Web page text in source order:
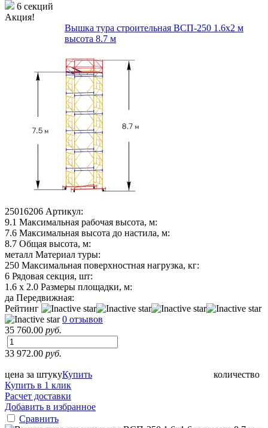
6 секций
Акция!
Вышка тура строительная ВСП-250 1.6х2 м
высота 8.7 м
25016206 Артикул:
9.1 Максимальная рабочая высота, м:
7.6 Максимальная высота до настила, м:
8.7 Общая высота, м:
металл Материал туры:
250 Максимальная поверхностная нагрузка, кг:
6 Рядовая секция, шт:
1.6 х 2.0 Размеры площадки, м:
да Передвижная:
Рейтинг
0 отзывов
35 760.00 руб.
33 972.00 руб.
цена за штуку количество
Купить
Купить в 1 клик
Расчет доставки
Добавить в избранное
Сравнить